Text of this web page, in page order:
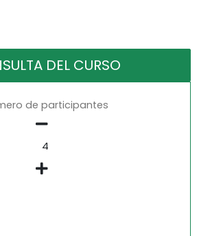
DEL CURSO
de participantes